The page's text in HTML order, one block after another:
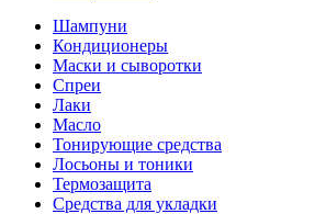
Шампуни
Кондиционеры
Маски и сыворотки
Спреи
Лаки
Масло
Тонирующие средства
Лосьоны и тоники
Термозащита
Средства для укладки